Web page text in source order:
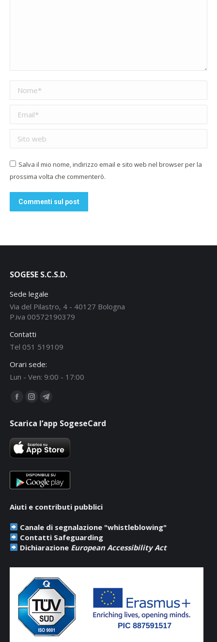
Nome *
Email *
Sito web
Salva il mio nome, indirizzo email e sito web nel browser per la
prossima volta che commenterò.
Commenti sul post
SOGESE S.C.S.D.
Sede legale
Via del Pilastro, 4 - 40127 Bologna
P.iva 00572190379
Contatti
Tel 051 519109
Orari sede:
Lun - Ven: 9:00 - 17:00
Ci puoi trovare su:
Facebook
opens
in
new
Instagram
opens
in
new
Telegram
opens
in
new
Scarica l’app SogeseCard
Aiuti e contributi pubblici
Canale di segnalazione "whistleblowing"
Contatti Safeguarding
Dichiarazione European Accessibility Act